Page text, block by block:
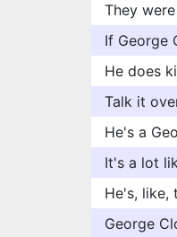
They
If George
He does
Talk it
He's a
It's a lot
He's, like,
George